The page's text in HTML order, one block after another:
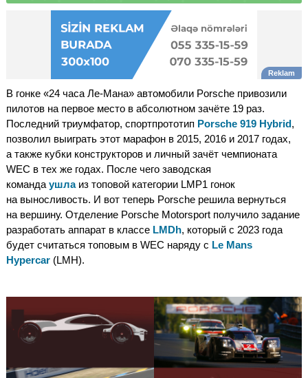
В гонке «24 часа Ле-Мана» автомобили Porsche привозили
пилотов на первое место в абсолютном зачёте 19 раз.
Последний триумфатор, спортпрототип Porsche 919 Hybrid,
позволил выиграть этот марафон в 2015, 2016 и 2017 годах,
а также кубки конструкторов и личный зачёт чемпионата
WEC в тех же годах. После чего заводская
команда ушлаиз топовой категории LMP1 гонок
на выносливость. И вот теперь Porsche решила вернуться
на вершину. Отделение Porsche Motorsport получило задание
разработать аппарат в классе LMDh, который с 2023 года
будет считаться топовым в WEC наряду с Le Mans
Hypercar (LMH).